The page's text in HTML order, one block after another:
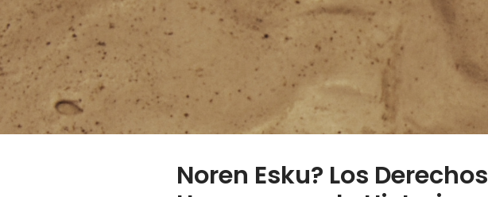
Noren Esku? Los Derechos